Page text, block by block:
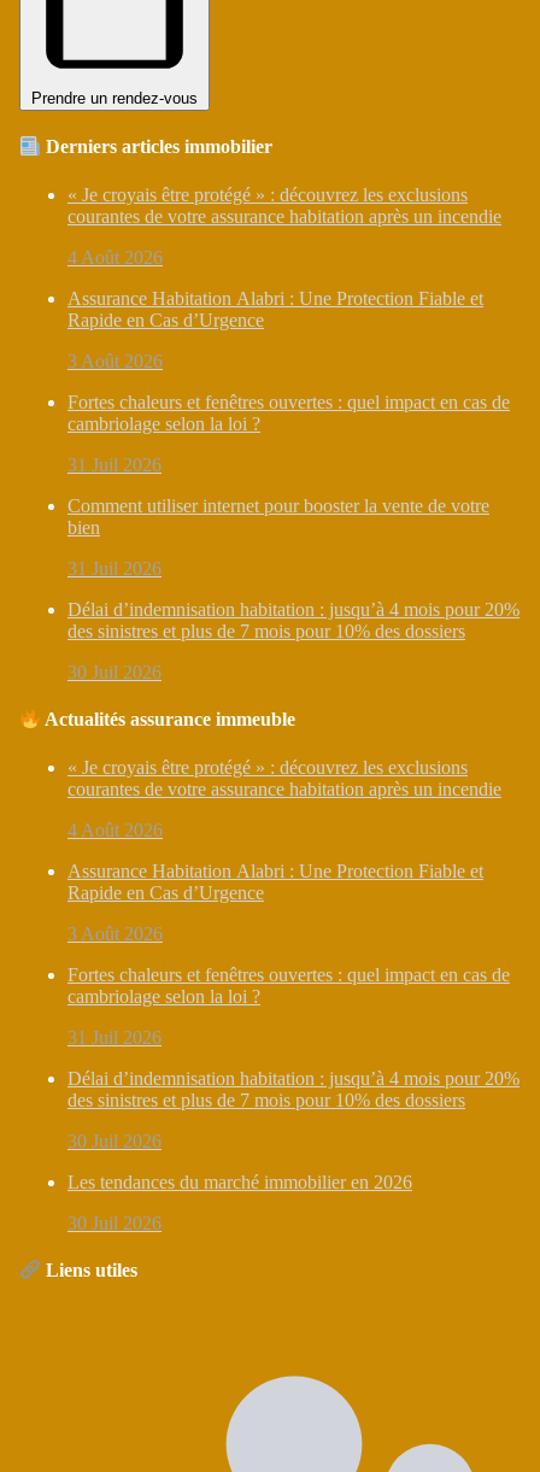
Prendre un rendez-vous
Derniers articles immobilier
« Je croyais être protégé » : découvrez les exclusions
courantes de votre assurance habitation après un incendie
4 Août 2026
Assurance Habitation Alabri : Une Protection Fiable et
Rapide en Cas d’Urgence
3 Août 2026
Fortes chaleurs et fenêtres ouvertes : quel impact en cas de
cambriolage selon la loi ?
31 Juil 2026
Comment utiliser internet pour booster la vente de votre
bien
31 Juil 2026
Délai d’indemnisation habitation : jusqu’à 4 mois pour 20%
des sinistres et plus de 7 mois pour 10% des dossiers
30 Juil 2026
Actualités assurance immeuble
« Je croyais être protégé » : découvrez les exclusions
courantes de votre assurance habitation après un incendie
4 Août 2026
Assurance Habitation Alabri : Une Protection Fiable et
Rapide en Cas d’Urgence
3 Août 2026
Fortes chaleurs et fenêtres ouvertes : quel impact en cas de
cambriolage selon la loi ?
31 Juil 2026
Délai d’indemnisation habitation : jusqu’à 4 mois pour 20%
des sinistres et plus de 7 mois pour 10% des dossiers
30 Juil 2026
Les tendances du marché immobilier en 2026
30 Juil 2026
Liens utiles